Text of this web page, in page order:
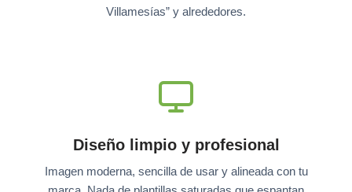
Villamesías” y alrededores.
Diseño limpio y profesional
Imagen moderna, sencilla de usar y alineada con tu